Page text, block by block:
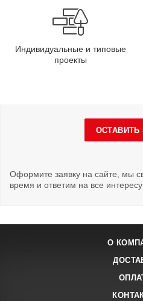
Индивидуальные и типовые
проекты
ОСТАВИТЬ
Оформите заявку на сайте, мы
время и ответим на все
О